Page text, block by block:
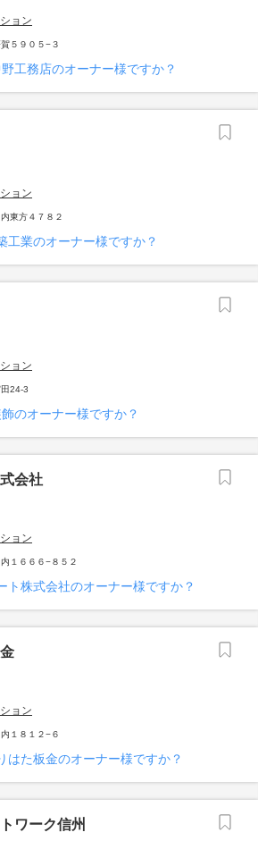
ョン
５９０５−３
工務店のオーナー様ですか？
ョン
東方４７８２
工業のオーナー様ですか？
ョン
24-3
のオーナー様ですか？
会社
ョン
１６６６−８５２
ト株式会社のオーナー様ですか？
ョン
１８１２−６
はた板金のオーナー様ですか？
ワーク信州